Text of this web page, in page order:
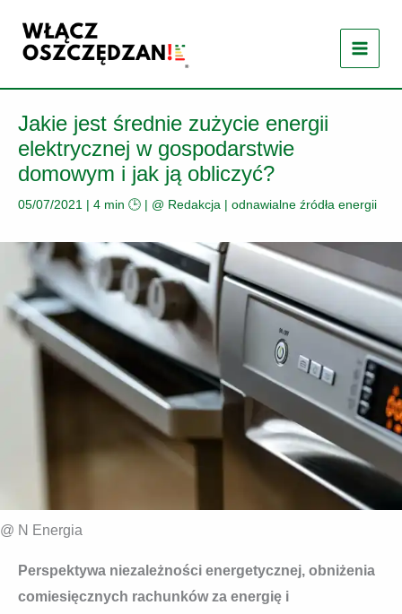
treści
Jakie jest średnie zużycie energii
elektrycznej w gospodarstwie
domowym i jak ją obliczyć?
05/07/2021 | 4 min 🕒 | @ Redakcja | odnawialne źródła energii
@ N Energia
Perspektywa niezależności energetycznej, obniżenia
comiesięcznych rachunków za energię i